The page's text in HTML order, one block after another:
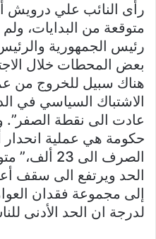
رأى النائب علي درويش
متوقعة من البدايات،
رئيس الجمهورية
بعض المحطات خلال
هناك سبيل للخروج من
الاشتباك السياسي في
عادت الى نقطة الصفر”.
حكومة هي عملية انحدار
الصرف الى
الحد ويرتفع الى سقف
إلى مجموعة فقدان
لدرجة ان الحد الأدنى